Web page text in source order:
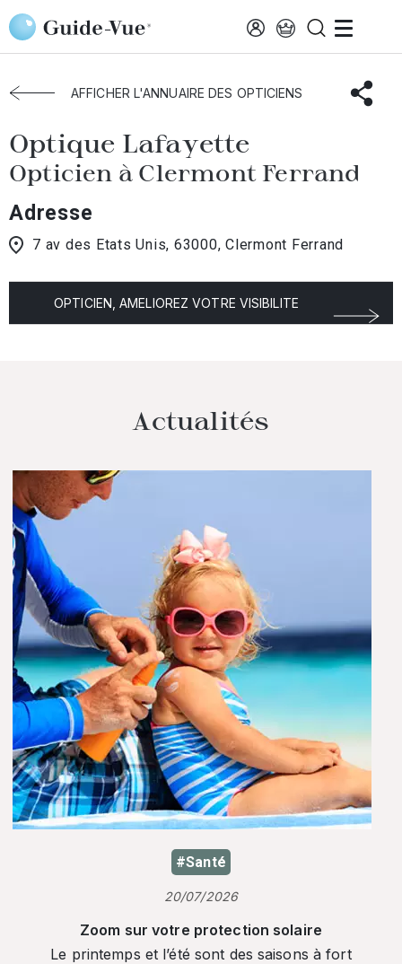
Aller au contenu principal
Accueil Choisir mon opticien
Clermont-Ferrand
Optique Lafayette
AFFICHER L'ANNUAIRE DES OPTICIENS
Optique Lafayette
Opticien à Clermont Ferrand
Adresse
7 av des Etats Unis, 63000, Clermont Ferrand
OPTICIEN, AMELIOREZ VOTRE VISIBILITE
Actualités
#Santé
20/07/2026
Zoom sur votre protection solaire
Le printemps et l’été sont des saisons à fort